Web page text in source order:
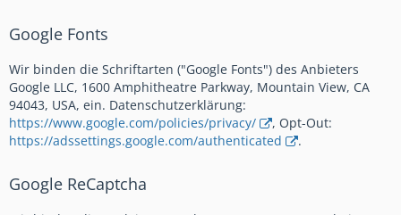
Google Fonts
Wir binden die Schriftarten ("Google Fonts") des Anbieters
Google LLC, 1600 Amphitheatre Parkway, Mountain View, CA
94043, USA, ein. Datenschutzerklärung:
https://www.google.com/policies/privacy/
, Opt-Out:
https://adssettings.google.com/authenticated
.
Google ReCaptcha